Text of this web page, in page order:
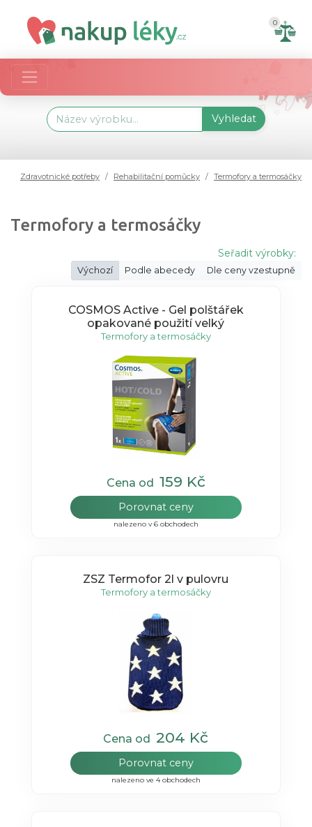
0
Vyhledat
Zdravotnické potřeby Rehabilitační pomůcky Termofory a termosáčky
Termofory a termosáčky
Seřadit výrobky:
Výchozí Podle abecedy Dle ceny vzestupně
COSMOS Active - Gel polštářek
opakované použití velký
Termofory a termosáčky
Cena od 159 Kč
Porovnat ceny
nalezeno v 6 obchodech
ZSZ Termofor 2l v pulovru
Termofory a termosáčky
Cena od204 Kč
Porovnat ceny
nalezeno ve 4 obchodech